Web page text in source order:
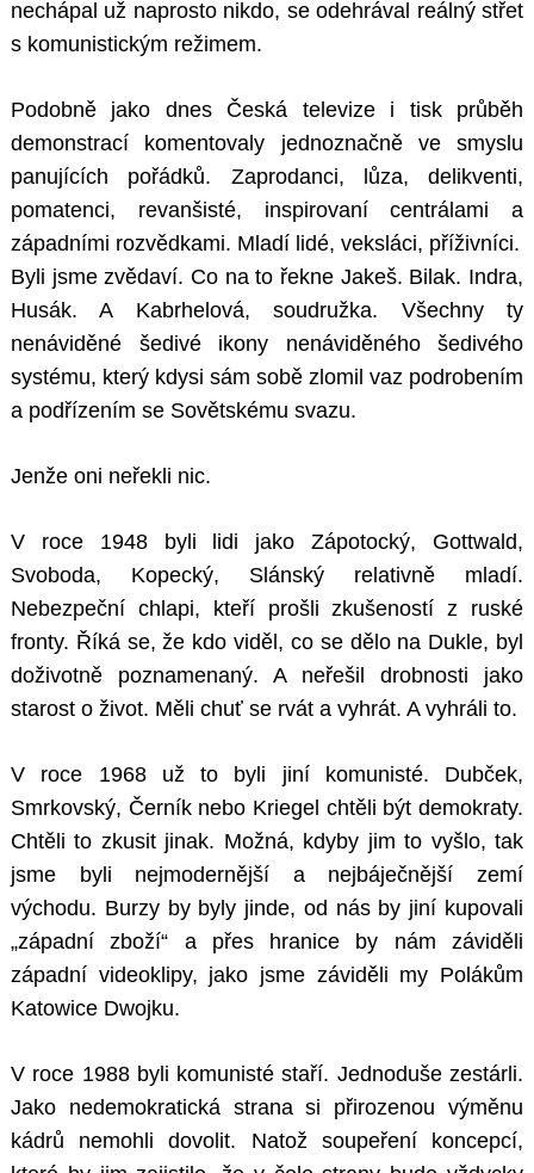
nechápal už naprosto nikdo, se odehrával reálný střet
s komunistickým režimem.
Podobně jako dnes Česká televize i tisk průběh
demonstrací komentovaly jednoznačně ve smyslu
panujících pořádků. Zaprodanci, lůza, delikventi,
pomatenci, revanšisté, inspirovaní centrálami a
západními rozvědkami. Mladí lidé, veksláci, příživníci.
Byli jsme zvědaví. Co na to řekne Jakeš. Bilak. Indra,
Husák. A Kabrhelová, soudružka. Všechny ty
nenáviděné šedivé ikony nenáviděného šedivého
systému, který kdysi sám sobě zlomil vaz podrobením
a podřízením se Sovětskému svazu.
Jenže oni neřekli nic.
V roce 1948 byli lidi jako Zápotocký, Gottwald,
Svoboda, Kopecký, Slánský relativně mladí.
Nebezpeční chlapi, kteří prošli zkušeností z ruské
fronty. Říká se, že kdo viděl, co se dělo na Dukle, byl
doživotně poznamenaný. A neřešil drobnosti jako
starost o život. Měli chuť se rvát a vyhrát. A vyhráli to.
V roce 1968 už to byli jiní komunisté. Dubček,
Smrkovský, Černík nebo Kriegel chtěli být demokraty.
Chtěli to zkusit jinak. Možná, kdyby jim to vyšlo, tak
jsme byli nejmodernější a nejbáječnější zemí
východu. Burzy by byly jinde, od nás by jiní kupovali
„západní zboží“ a přes hranice by nám záviděli
západní videoklipy, jako jsme záviděli my Polákům
Katowice Dwojku.
V roce 1988 byli komunisté staří. Jednoduše zestárli.
Jako nedemokratická strana si přirozenou výměnu
kádrů nemohli dovolit. Natož soupeření koncepcí,